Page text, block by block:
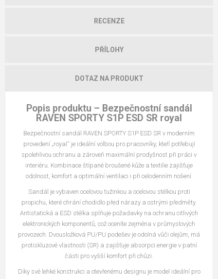
RECENZE
PŘÍLOHY
DOTAZ NA PRODUKT
Popis produktu – Bezpečnostní sandál
RAVEN SPORTY S1P ESD SR royal
Bezpečnostní sandál RAVEN SPORTY S1P ESD SR v moderním
provedení „royal“ je ideální volbou pro pracovníky, kteří potřebují
spolehlivou ochranu a zároveň maximální prodyšnost při práci v
interiéru. Kombinace štípané broušené kůže a textilie zajišťuje
odolnost, komfort a optimální ventilaci i při celodenním nošení.
Sandál je vybaven ocelovou tužinkou a ocelovou stélkou proti
propichu, které chrání chodidlo před nárazy a ostrými předměty.
Antistatická a ESD stélka splňuje požadavky na ochranu citlivých
elektronických komponentů, což oceníte zejména v průmyslových
provozech. Dvousložková PU/PU podešev je odolná vůči olejům, má
protiskluzové vlastnosti (SR) a zajišťuje absorpci energie v patní
části pro vyšší komfort při chůzi.
Díky své lehké konstrukci a otevřenému designu je model ideální pro